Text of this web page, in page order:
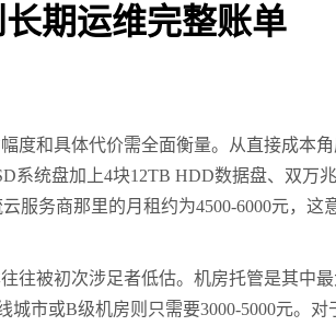
期运维完整账单
度和具体代价需全面衡量。从直接成本
系统盘加上4块12TB HDD数据盘、双万
服务商那里的月租约为4500-6000元，这
往被初次涉足者低估。机房托管是其中
城市或B级机房则只需要3000-5000元。对